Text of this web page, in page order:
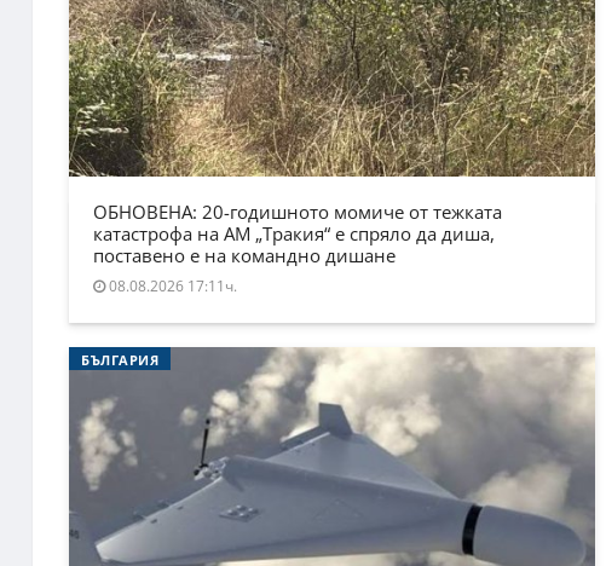
ОБНОВЕНА: 20-годишното момиче от тежката
катастрофа на АМ „Тракия“ е спряло да диша,
поставено е на командно дишане
08.08.2026 17:11ч.
БЪЛГАРИЯ